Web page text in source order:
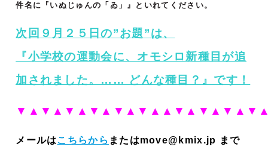
件名に『いぬじゅんの「ゐ」』といれてください。
次回９月２５日の”お題”は、
『小学校の運動会に、オモシロ新種目が追
加されました。…… どんな種目？ 』です！
メールはこちらから またはmove@kmix.jp まで